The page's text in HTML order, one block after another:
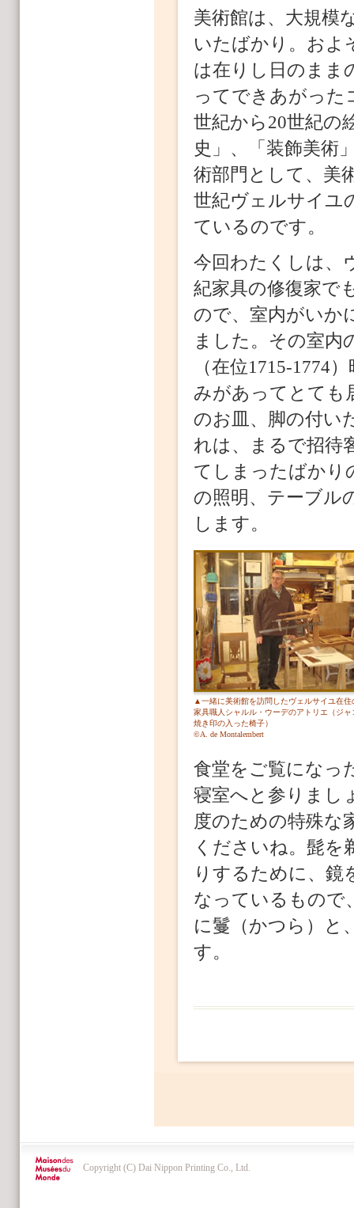
美術館は、大規模
いたばかり。およ
は在りし日のまま
ってできあがった
世紀から20世紀の
史」、「装飾美術
術部門として、美
世紀ヴェルサイユ
ているのです。
今回わたくしは、
紀家具の修復家で
ので、室内がいか
ました。その室内
（在位1715-1774
みがあってとても
のお皿、脚の付い
れは、まるで招待
てしまったばかり
の照明、テーブル
します。
▲一緒に美術館を訪問したヴェルサイユ在住
家具職人シャルル・ウーデのアトリエ（ジャ
焼き印の入った椅子）
©A. de Montalembert
食堂をご覧になっ
寝室へと参りまし
度のための特殊な
くださいね。髭を
りするために、鏡
なっているもので
に鬘（かつら）と
す。
Copyright (C) Dai Nippon Printing Co., Ltd.